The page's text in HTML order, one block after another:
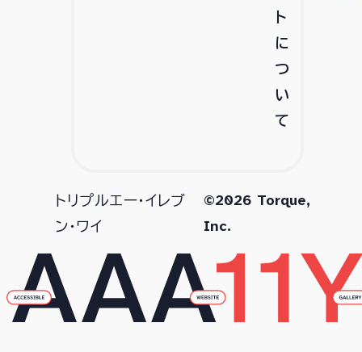
ト
に
つ
い
て
トリプルエー・イレブ
ン・ワイ
©2026 Torque,
Inc.